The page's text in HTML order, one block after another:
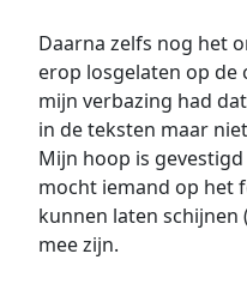
Daarna zelfs nog het
erop losgelaten op de
mijn verbazing had
in de teksten maar
Mijn hoop is
mocht iemand op het
kunnen laten schijnen
mee zijn.